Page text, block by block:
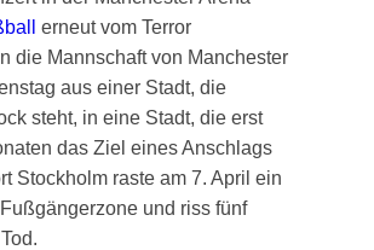
erneut vom Terror
die Mannschaft von Manchester
aus einer Stadt, die
steht, in eine Stadt, die erst
das Ziel eines Anschlags
Stockholm raste am 7. April ein
und riss fünf